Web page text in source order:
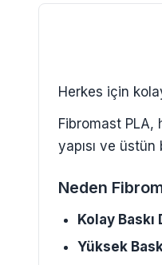
Herkes için
Fibromast
yapısı ve
Neden
Kolay
Yüksek